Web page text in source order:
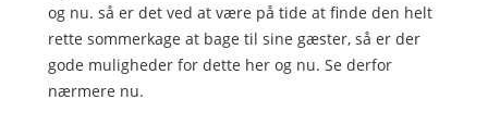
og nu. så er det ved at være på tide at finde den helt
rette sommerkage at bage til sine gæster, så er der
gode muligheder for dette her og nu. Se derfor
nærmere nu.